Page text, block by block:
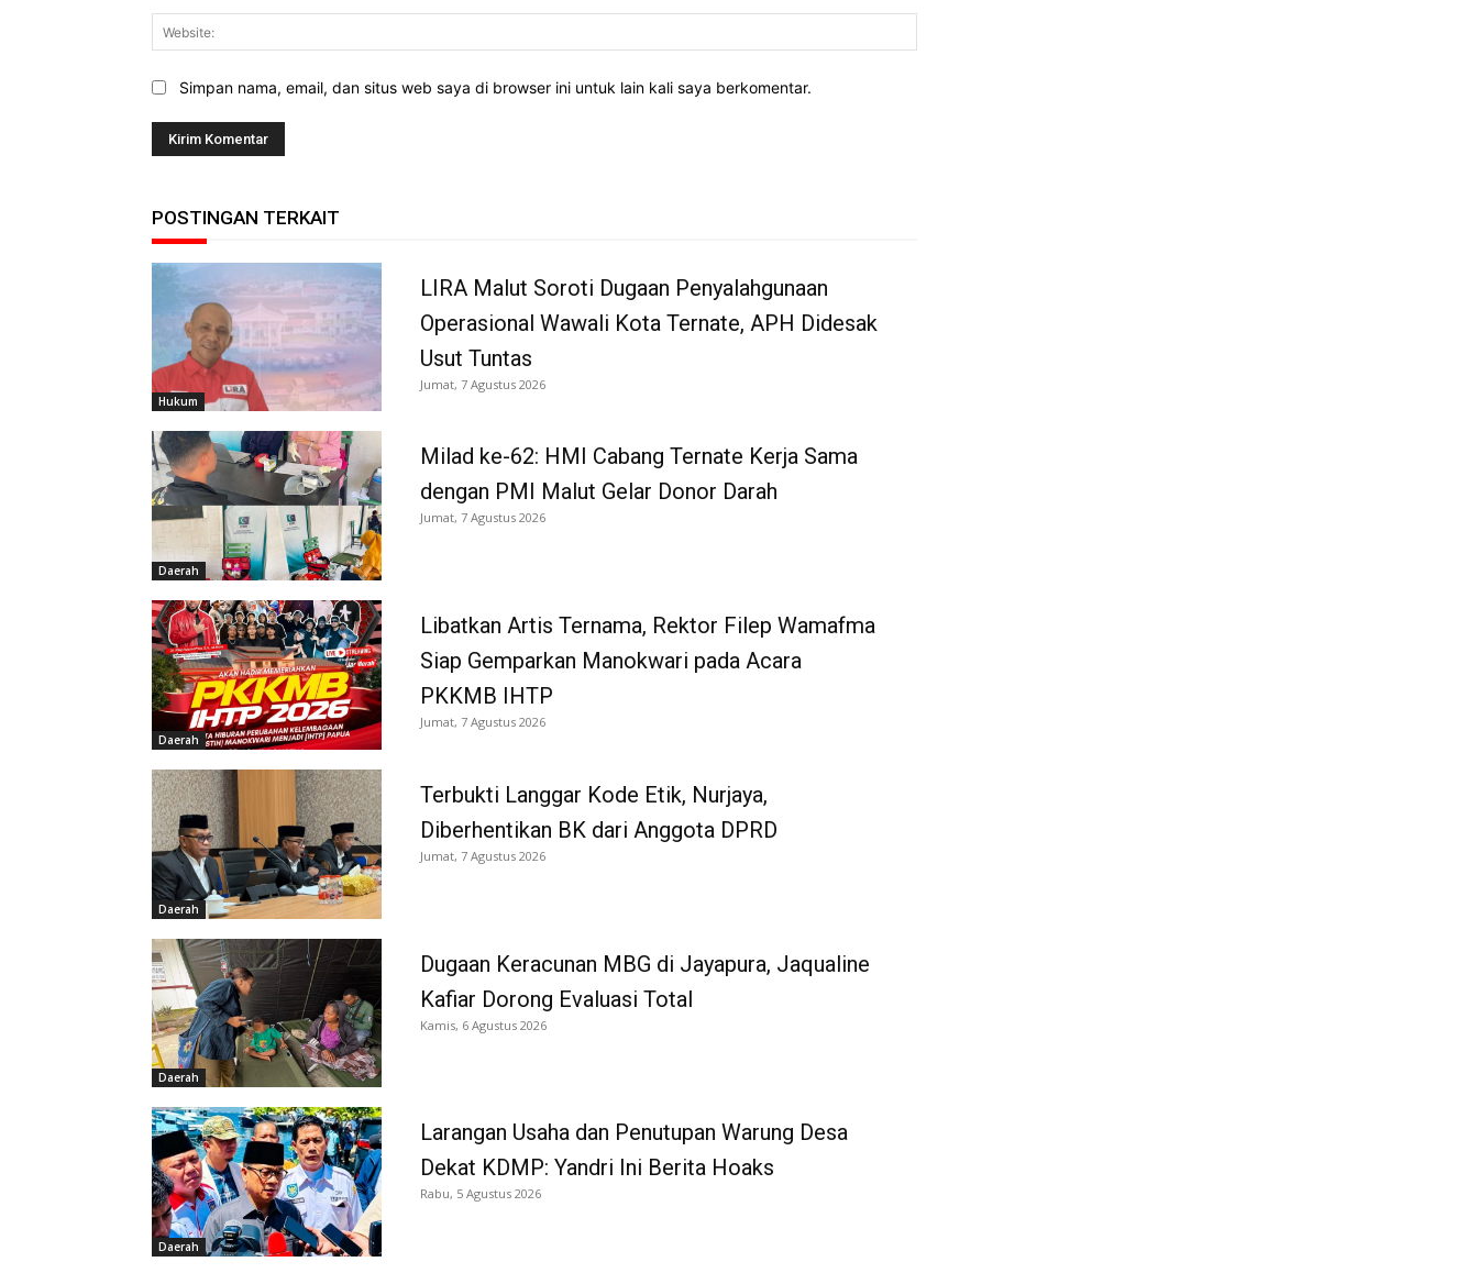
Simpan nama, email, dan situs web saya di browser ini untuk lain kali saya berkomentar.
POSTINGAN TERKAIT
Hukum
LIRA Malut Soroti Dugaan Penyalahgunaan
Operasional Wawali Kota Ternate, APH Didesak
Usut Tuntas
Jumat, 7 Agustus 2026
Daerah
Milad ke-62: HMI Cabang Ternate Kerja Sama
dengan PMI Malut Gelar Donor Darah
Jumat, 7 Agustus 2026
Daerah
Libatkan Artis Ternama, Rektor Filep Wamafma
Siap Gemparkan Manokwari pada Acara
PKKMB IHTP
Jumat, 7 Agustus 2026
Daerah
Terbukti Langgar Kode Etik, Nurjaya,
Diberhentikan BK dari Anggota DPRD
Jumat, 7 Agustus 2026
Daerah
Dugaan Keracunan MBG di Jayapura, Jaqualine
Kafiar Dorong Evaluasi Total
Kamis, 6 Agustus 2026
Daerah
Larangan Usaha dan Penutupan Warung Desa
Dekat KDMP: Yandri Ini Berita Hoaks
Rabu, 5 Agustus 2026